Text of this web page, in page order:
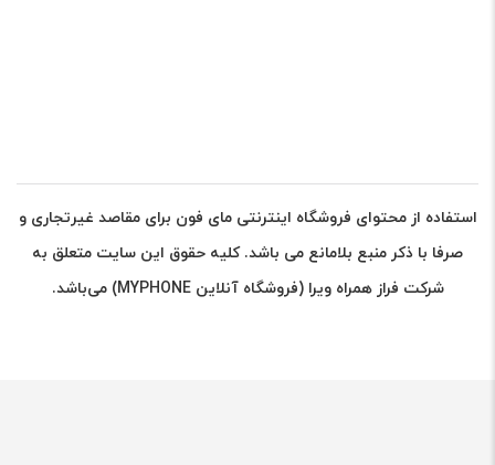
استفاده از محتوای فروشگاه اینترنتی مای فون برای مقاصد غیرتجاری و
صرفا با ذکر منبع بلامانع می باشد. کلیه حقوق این سایت متعلق به
شرکت فراز همراه ویرا (فروشگاه آنلاین MYPHONE) می‌باشد.